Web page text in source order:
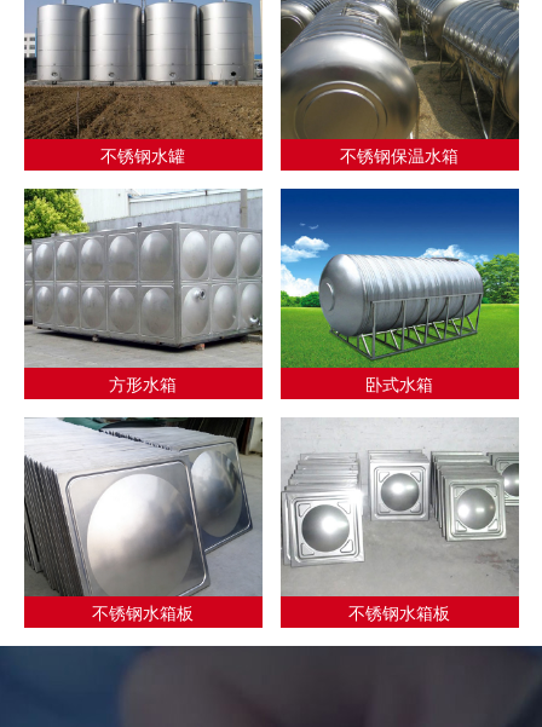
不锈钢水罐 不锈钢保温水箱
方形水箱 卧式水箱
不锈钢水箱板 不锈钢水箱板